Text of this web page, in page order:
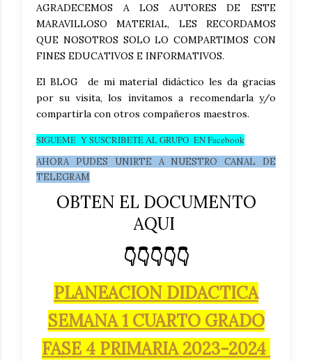
AGRADECEMOS A LOS AUTORES DE ESTE
MARAVILLOSO MATERIAL, LES RECORDAMOS
QUE NOSOTROS SOLO LO COMPARTIMOS CON
FINES EDUCATIVOS E INFORMATIVOS.
El BLOG de mi material didáctico les da gracias
por su visita, los invitamos a recomendarla y/o
compartirla con otros compañeros maestros.
SIGUEME Y SUSCRIBETE AL GRUPO EN Facebook
AHORA PUDES UNIRTE A NUESTRO CANAL DE
TELEGRAM
OBTEN EL DOCUMENTO
AQUI
👇👇👇👇👇
PLANEACION DIDACTICA
SEMANA 1 CUARTO GRADO
FASE 4 PRIMARIA 2023-2024